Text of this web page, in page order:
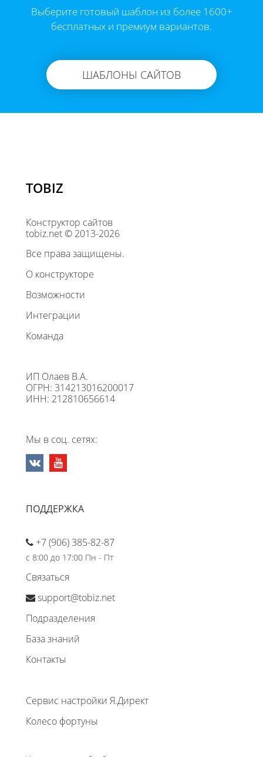
Выберите готовый шаблон из более 1600+
бесплатных и премиум вариантов.
ШАБЛОНЫ САЙТОВ
TOBIZ
Конструктор сайтов
tobiz.net © 2013-2026
Все права защищены.
О конструкторе
Возможности
Интеграции
Команда
ИП Олаев В.А.
ОГРН: 314213016200017
ИНН: 212810656614
Мы в соц. сетях:
ПОДДЕРЖКА
+7 (906) 385-82-87
с 8:00 до 17:00 Пн - Пт
Связаться
support@tobiz.net
Подразделения
База знаний
Контакты
Сервис настройки Я.Директ
Колесо фортуны